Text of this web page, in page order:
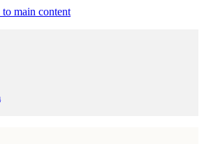
to main content